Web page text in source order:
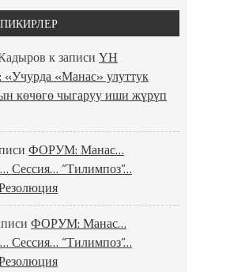
к записи ҮН
«Манас» улуттук
көчөгө чыгаруу иши жүрүп
ФОРУМ: Манас…
Сессия… “Тилимпоз”…
ФОРУМ: Манас…
Сессия… “Тилимпоз”…